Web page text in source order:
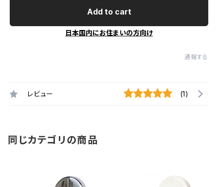
Add to cart
日本国内にお住まいの方向け
通報する
レビュー (1)
同じカテゴリの商品